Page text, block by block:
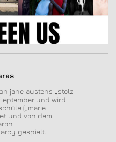
jane austens „stolz
und wird
(„marie
und von dem
gespielt.